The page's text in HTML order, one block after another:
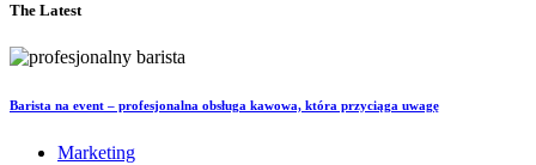
The Latest
Barista na event – profesjonalna obsługa kawowa, która przyciąga uwagę
Marketing